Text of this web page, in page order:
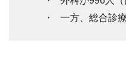
一方、総合診